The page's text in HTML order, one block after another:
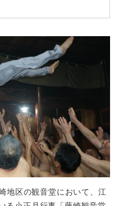
地区の観音堂において、江